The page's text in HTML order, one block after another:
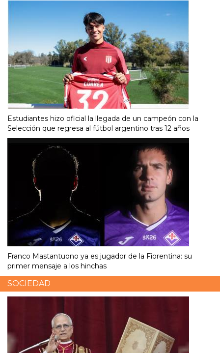
Estudiantes hizo oficial la llegada de un campeón con la
Selección que regresa al fútbol argentino tras 12 años
Franco Mastantuono ya es jugador de la Fiorentina: su
primer mensaje a los hinchas
SOCIEDAD